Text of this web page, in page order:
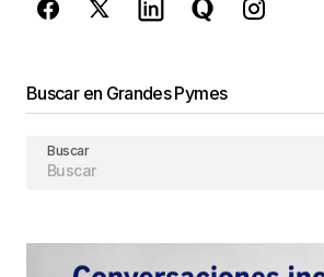
Enviar Comentario
Buscar en Grandes Pymes
Buscar